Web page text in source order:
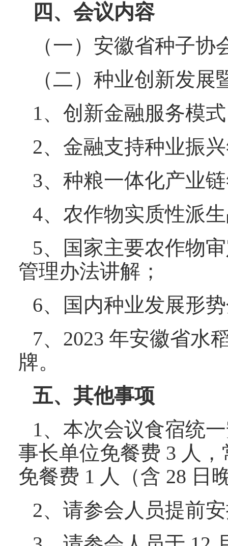
四、会议内容
（一）安徽省种子
（二）种业创新发
1、创新金融服务模
2、金融支持种业振
3、种粮一体化产业
4、农作物实质性派
5、国家主要农作物
管理办法讲解；
6、国内种业发展形
7、2023 年安徽省水
牌。
五、其他事项
1、本次会议食宿统
事长单位免餐费 3 人
免餐费 1 人（含 28 日
2、请参会人员提前